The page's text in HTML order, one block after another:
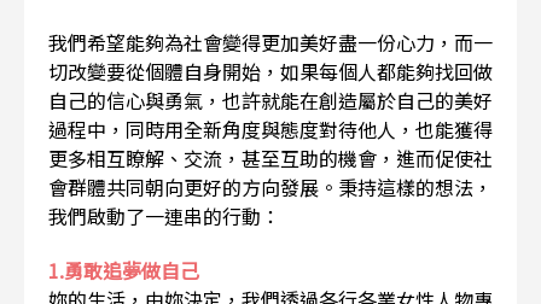
我們希望能夠為社會變得更加美好盡一份心力，而一
切改變要從個體自身開始，如果每個人都能夠找回做
自己的信心與勇氣，也許就能在創造屬於自己的美好
過程中，同時用全新角度與態度對待他人，也能獲得
更多相互瞭解、交流，甚至互助的機會，進而促使社
會群體共同朝向更好的方向發展。秉持這樣的想法，
我們啟動了一連串的行動：
1.勇敢追夢做自己